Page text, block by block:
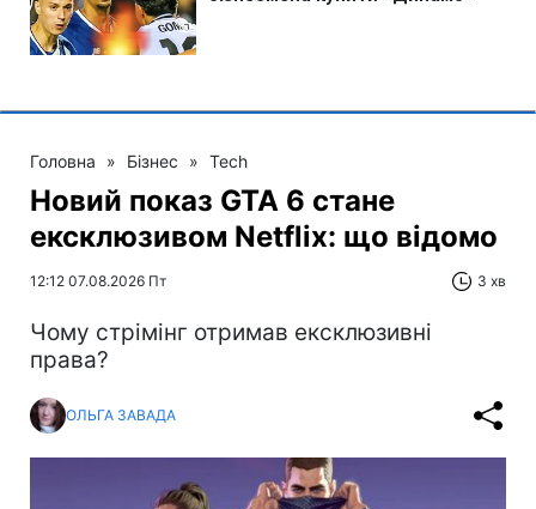
Головна » Бізнес » Tech
Новий показ GTA 6 стане
ексклюзивом Netflix: що відомо
12:12 07.08.2026 Пт 3 хв
Чому стрімінг отримав ексклюзивні
права?
ОЛЬГА ЗАВАДА